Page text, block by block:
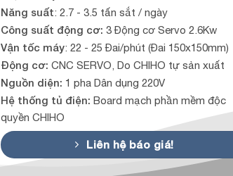
Năng suất: 2.7 - 3.5 tấn sắt / ngày
Công suất động cơ: 3 Động cơ Servo 2.6Kw
Vận tốc máy: 22 - 25 Đai/phút (Đai 150x150mm)
Động cơ: CNC SERVO, Do CHIHO tự sản xuất
Nguồn diện: 1 pha Dân dụng 220V
Hệ thống tủ điện: Board mạch phần mềm độc
quyền CHIHO
Liên hệ báo giá!